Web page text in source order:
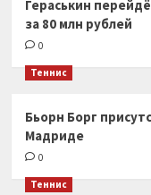
Гераськин
за 80 млн рублей
0
Теннис
Бьорн Борг
Мадриде
0
Теннис